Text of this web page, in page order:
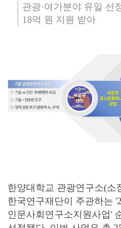
관광·여가분야 유일 선
18억 원 지원 받아
한양대학교 관광연구소(소
한국연구재단이 주관하는
인문사회연구소지원사업'